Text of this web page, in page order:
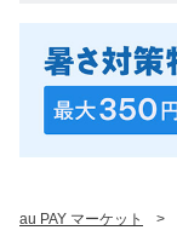
au PAY マーケット >